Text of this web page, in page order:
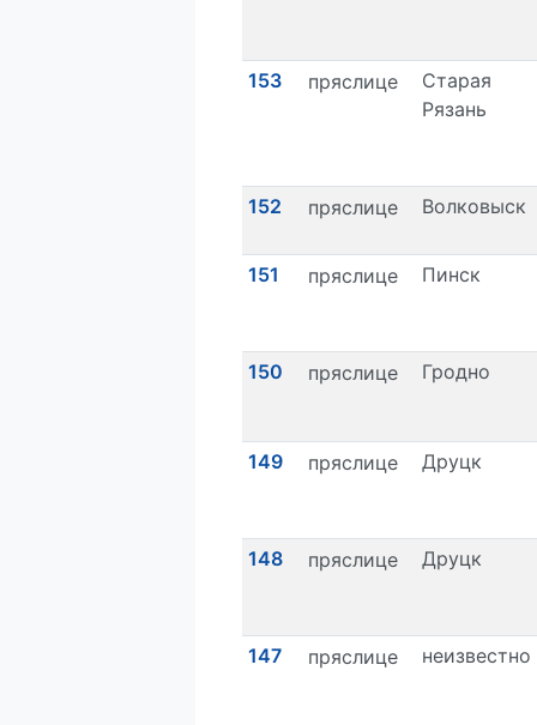
153 пряслице
Старая
Рязань
152 пряслице Волковыск
151 пряслице Пинск
150 пряслице Гродно
149 пряслице Друцк
148 пряслице Друцк
147 пряслице неизвестно